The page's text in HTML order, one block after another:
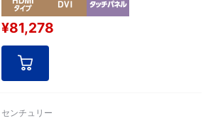
パネルを採用した産業用組み込みモデル。解
像度：WXGA1280×800pixel（16:10）
[ パネル番号：14175 ]
¥81,278
センチュリー